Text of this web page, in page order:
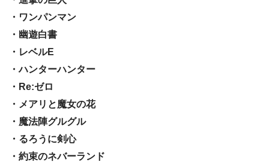
・ワンパンマン
・幽遊白書
・レベルE
・ハンターハンター
・Re:ゼロ
・メアリと魔女の花
・魔法陣グルグル
・るろうに剣心
・約束のネバーランド